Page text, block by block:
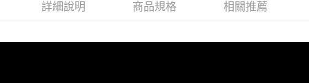
詳細說明 商品規格 相關推薦